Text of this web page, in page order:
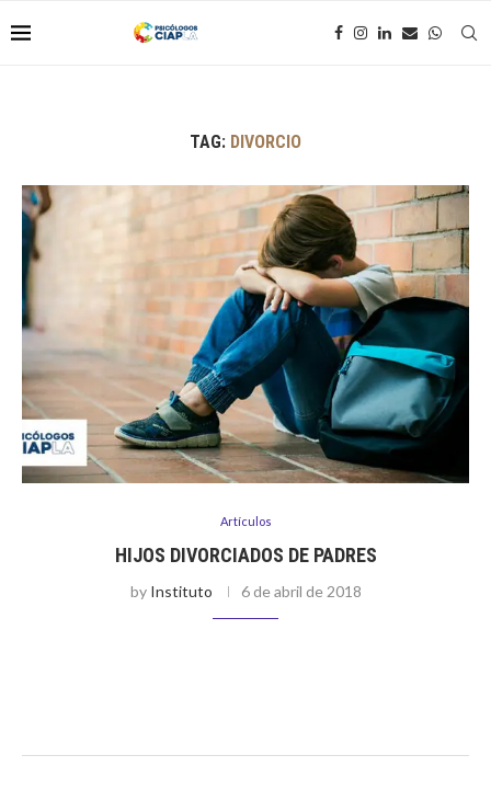
TAG: DIVORCIO
Artículos
HIJOS DIVORCIADOS DE PADRES
by Instituto 6 de abril de 2018